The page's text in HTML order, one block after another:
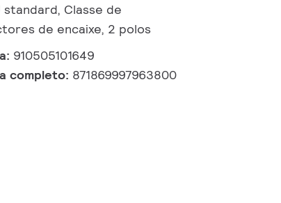
Classe de
de encaixe, 2 polos
910505101649
completo: 871869997963800